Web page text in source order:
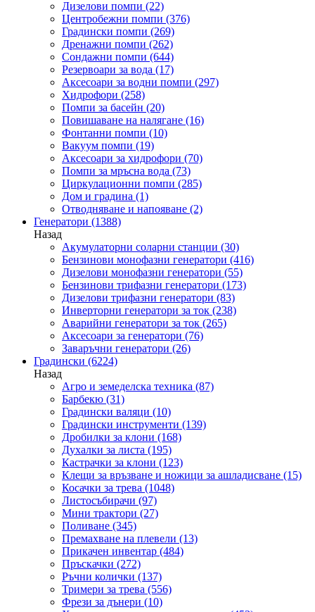
Дизелови помпи (22)
Центробежни помпи (376)
Градински помпи (269)
Дренажни помпи (262)
Сондажни помпи (644)
Резервоари за вода (17)
Аксесоари за водни помпи (297)
Хидрофори (258)
Помпи за басейн (20)
Повишаване на налягане (16)
Фонтанни помпи (10)
Вакуум помпи (19)
Аксесоари за хидрофори (70)
Помпи за мръсна вода (73)
Циркулационни помпи (285)
Дом и градина (1)
Отводняване и напояване (2)
Генератори (1388)
Назад
Акумулаторни соларни станции (30)
Бензинови монофазни генератори (416)
Дизелови монофазни генератори (55)
Бензинови трифазни генератори (173)
Дизелови трифазни генератори (83)
Инверторни генератори за ток (238)
Аварийни генератори за ток (265)
Аксесоари за генератори (76)
Заваръчни генератори (26)
Градински (6224)
Назад
Агро и земеделска техника (87)
Барбекю (31)
Градински валяци (10)
Градински инструменти (139)
Дробилки за клони (168)
Духалки за листа (195)
Кастрачки за клони (123)
Клещи за връзване и ножици за ашладисване (15)
Косачки за трева (1048)
Листосъбирачи (97)
Мини трактори (27)
Поливане (345)
Премахване на плевели (13)
Прикачен инвентар (484)
Пръскачки (272)
Ръчни колички (137)
Тримери за трева (556)
Фрези за дънери (10)